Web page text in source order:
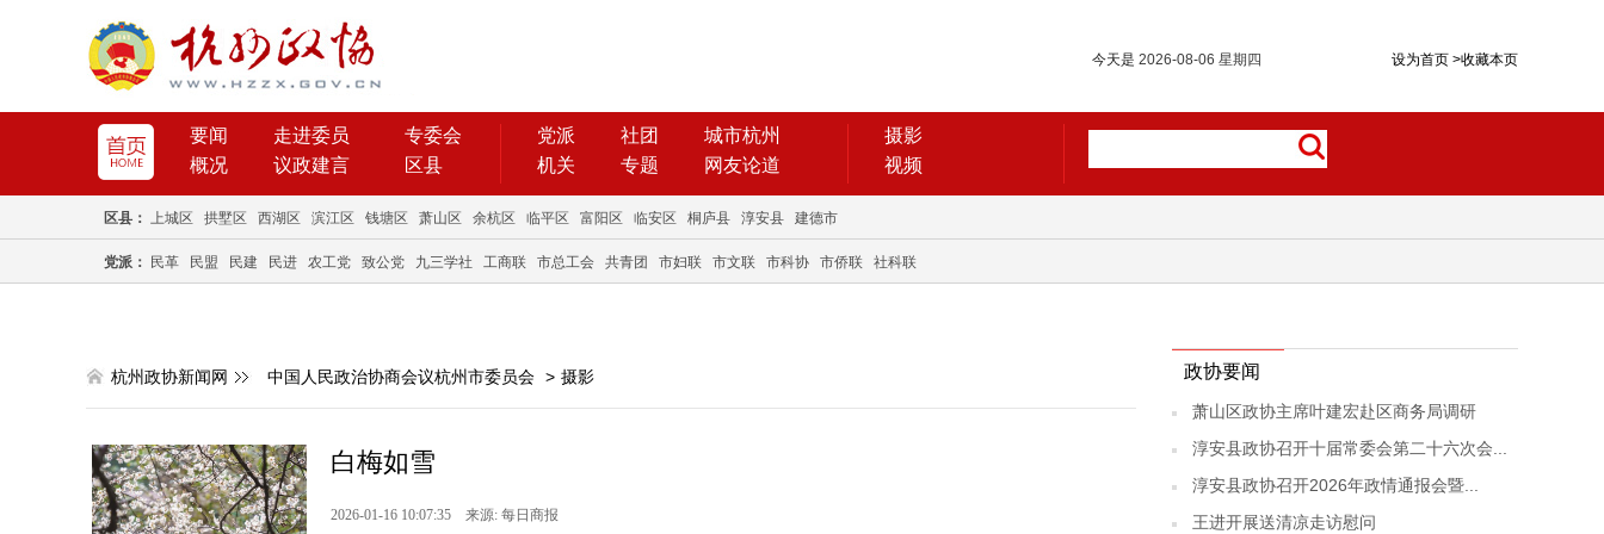
设为首页 >收藏本页
今天是 2026-08-06 星期四
要闻 走进委员
专委会
概况
议政建言 区县
党派 社团
城市杭州
机关
专题 网友论道
摄影
视频
区县： 上城区 拱墅区 西湖区 滨江区 钱塘区 萧山区 余杭区 临平区 富阳区 临安区 桐庐县 淳安县 建德市
党派： 民革 民盟 民建 民进 农工党 致公党 九三学社 工商联 市总工会 共青团 市妇联 市文联 市科协 市侨联 社科联
杭州政协新闻网 中国人民政治协商会议杭州市委员会 > 摄影
白梅如雪
2026-01-16 10:07:35 来源: 每日商报
政协要闻
萧山区政协主席叶建宏赴区商务局调研
淳安县政协召开十届常委会第二十六次会...
淳安县政协召开2026年政情通报会暨...
王进开展送清凉走访慰问